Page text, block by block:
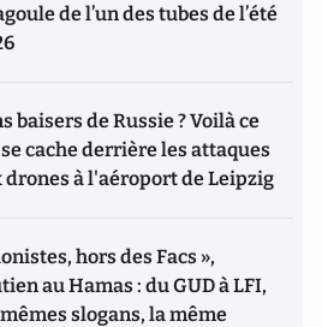
de l’un des tubes de l’été
baisers de Russie ? Voilà ce
cache derrière les attaques
drones à l'aéroport de Leipzig
hors des Facs »,
au Hamas : du GUD à LFI,
slogans, la même